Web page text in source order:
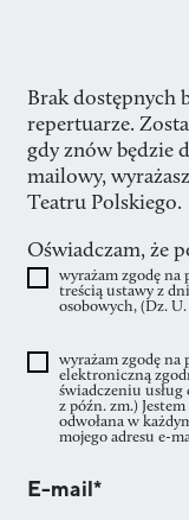
Brak dostępnych
repertuarze.
gdy znów będzie
mailowy,
Teatru Polskiego.
Oświadczam, że
wyrażam zgodę na
treścią ustawy z
osobowych, (Dz. U.
wyrażam zgodę na
elektroniczną
świadczeniu usług
z późn. zm.)
odwołana w
mojego adresu e-
E-mail*